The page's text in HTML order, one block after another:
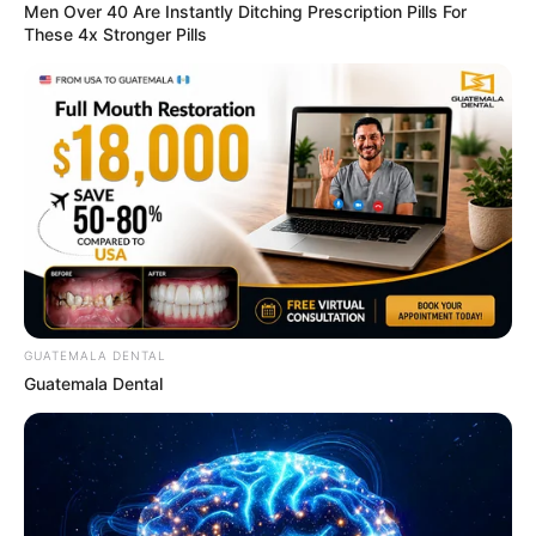
CVS Hides This $1 Generic Viagra - Here's The Aisle
It's Really In.
FRIDAY PLANS
Men Over 40 Are Instantly Ditching Prescription Pills For
These 4x Stronger Pills
GUATEMALA DENTAL
Guatemala Dental